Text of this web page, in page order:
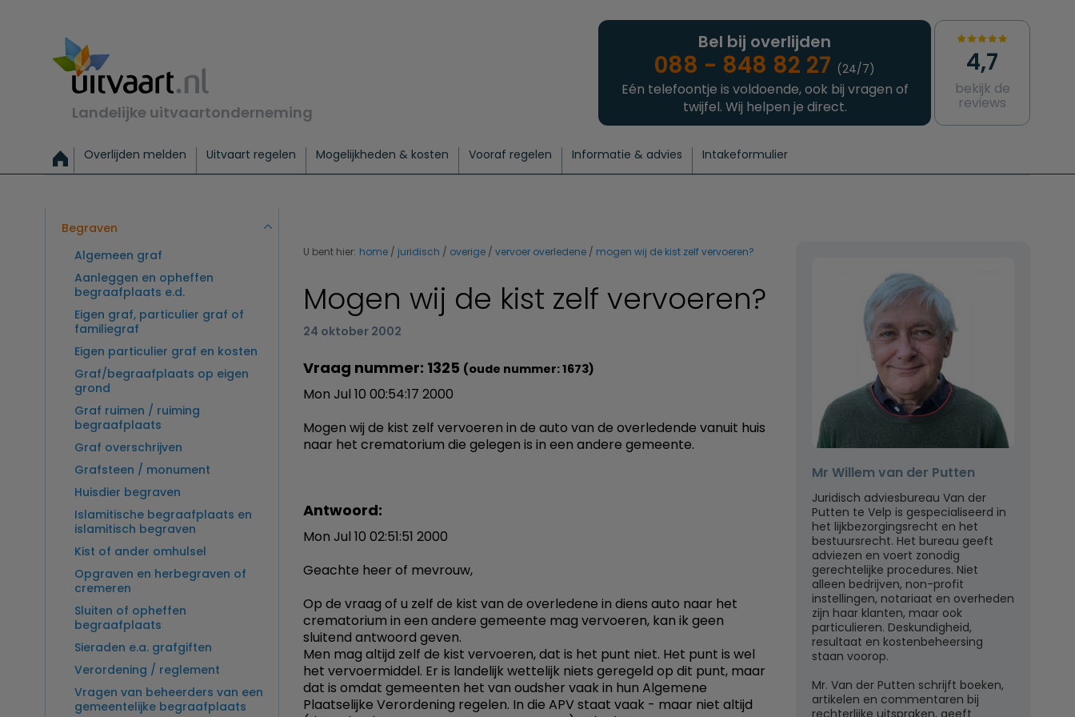
Landelijke uitvaartonderneming
Bel bij overlijden
088 - 848 82 27 (24/7)
Eén telefoontje is voldoende, ook bij vragen of
twijfel. Wij helpen je direct.
4,7
bekijk de
reviews
Overlijden melden Uitvaart regelen Mogelijkheden & kosten
Exclusieve uitvaart Begrafenis Basis
Vooraf regelen Informatie & advies Intakeformulier
Begraven
Algemeen graf
Aanleggen en opheffen
begraafplaats e.d.
Eigen graf, particulier graf of
familiegraf
Eigen particulier graf en kosten
Graf/begraafplaats op eigen
grond
Graf ruimen / ruiming
begraafplaats
Graf overschrijven
Grafsteen / monument
Huisdier begraven
Islamitische begraafplaats en
islamitisch begraven
Kist of ander omhulsel
Opgraven en herbegraven of
cremeren
Sluiten of opheffen
begraafplaats
Sieraden e.a. grafgiften
Verordening / reglement
Vragen van beheerders van een
gemeentelijke begraafplaats
U bent hier: home juridisch overige vervoer overledene mogen wij de kist zelf vervoeren?
Mogen wij de kist zelf vervoeren?
24 oktober 2002
Vraag nummer: 1325 (oude nummer: 1673)
Mon Jul 10 00:54:17 2000
Mogen wij de kist zelf vervoeren in de auto van de overledende vanuit huis
naar het crematorium die gelegen is in een andere gemeente.
Antwoord:
Mon Jul 10 02:51:51 2000
Geachte heer of mevrouw,
Op de vraag of u zelf de kist van de overledene in diens auto naar het
crematorium in een andere gemeente mag vervoeren, kan ik geen
sluitend antwoord geven.
Men mag altijd zelf de kist vervoeren, dat is het punt niet. Het punt is wel
het vervoermiddel. Er is landelijk wettelijk niets geregeld op dit punt, maar
dat is omdat gemeenten het van oudsher vaak in hun Algemene
Plaatselijke Verordening regelen. In die APV staat vaak - maar niet altijd
Mr Willem van der Putten
Juridisch adviesbureau Van der
Putten te Velp is gespecialiseerd in
het lijkbezorgingsrecht en het
bestuursrecht. Het bureau geeft
adviezen en voert zonodig
gerechtelijke procedures. Niet
alleen bedrijven, non-profit
instellingen, notariaat en overheden
zijn haar klanten, maar ook
particulieren. Deskundigheid,
resultaat en kostenbeheersing
staan voorop.
Mr. Van der Putten schrijft boeken,
artikelen en commentaren bij